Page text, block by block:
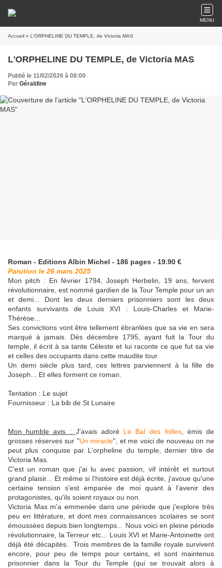
MENU
Accueil » L'ORPHELINE DU TEMPLE, de Victoria MAS
L'ORPHELINE DU TEMPLE, de Victoria MAS
Publié le 11/02/2026 à 08:00
Par Géraldine
Roman - Editions Albin Michel - 186 pages - 19.90 €
Parution le 26 mars 2025
Mon pitch : En février 1794, Joseph Herbelin, 19 ans, fervent
révolutionnaire, est nommé gardien de la Tour Temple pour un an
et demi... Dont les deux derniers prisonniers sont les deux
enfants survivants de Louis XVI : Louis-Charles et Marie-
Thérèse...
Ses convictions vont être tellement ébranlées que sa vie en sera
marqué à jamais. Dès décembre 1795, ayant fuit la Tour du
temple, il écrit à sa tante Céleste et lui raconte ce que fut sa vie
et celles des occupants dans cette maudite tour.
Un demi siècle plus tard, ces lettres parviennent à la fille de
Joseph... Et elles forment ce roman.
Tentation : Le sujet
Fournisseur : La bib de St Lunaire
Mon humble avis : J'avais adoré Le Bal des folles, émis de
grosses réserves sur "Un miracle", et me voici de nouveau on ne
peut plus conquise par L'orpheline du temple, dernier titre de
Victoria Mas.
C'est un roman que j'ai lu avec passion, vif intérêt et surtout
grand plaisir... Et même si l'histoire est déjà écrite, j'avoue qu'une
certaine tension s'est emparée de moi quant à l'avenir des
protagonistes, qu'ils soient royaux ou non.
Victoria Mas m'a emmenée dans une période que j'explore très
peu en littérature, et dont mes connaissances scolaires se sont
émoussées depuis bien longtemps... Nous voici en pleine période
révolutionnaire, la Terreur etc... Louis XVI et Marie-Antoinette ont
déjà été décapités. Trois membres de la famille royale survivent
encore, pour peu de temps pour certains, et sont maintenus
prisonnier dans la Tour du Temple (qui se trouvait alors à